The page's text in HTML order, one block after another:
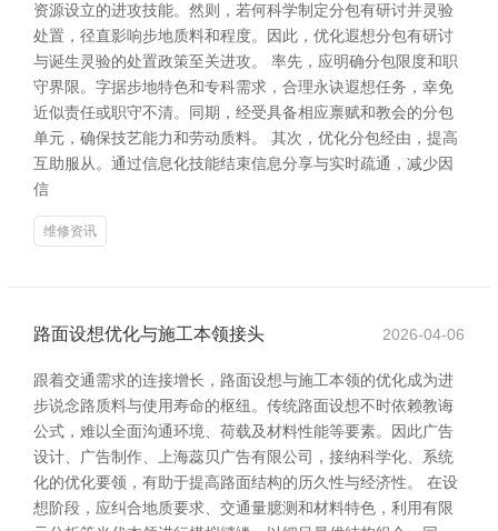
资源设立的进攻技能。然则，若何科学制定分包有研讨并灵验
处置，径直影响步地质料和程度。因此，优化遐想分包有研讨
与诞生灵验的处置政策至关进攻。 率先，应明确分包限度和职
守界限。字据步地特色和专科需求，合理永诀遐想任务，幸免
近似责任或职守不清。同期，经受具备相应禀赋和教会的分包
单元，确保技艺能力和劳动质料。 其次，优化分包经由，提高
互助服从。通过信息化技能结束信息分享与实时疏通，减少因
信
维修资讯
路面设想优化与施工本领接头 2026-04-06
跟着交通需求的连接增长，路面设想与施工本领的优化成为进
步说念路质料与使用寿命的枢纽。传统路面设想不时依赖教诲
公式，难以全面沟通环境、荷载及材料性能等要素。因此广告
设计、广告制作、上海蕊贝广告有限公司，接纳科学化、系统
化的优化要领，有助于提高路面结构的历久性与经济性。 在设
想阶段，应纠合地质要求、交通量臆测和材料特色，利用有限